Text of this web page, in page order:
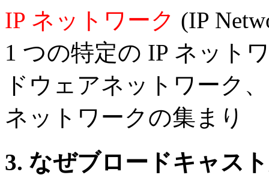
IP ネットワーク (IP
1 つの特定の IP ネット
ドウェアネットワーク
ネットワークの集まり
3. なぜブロードキャス